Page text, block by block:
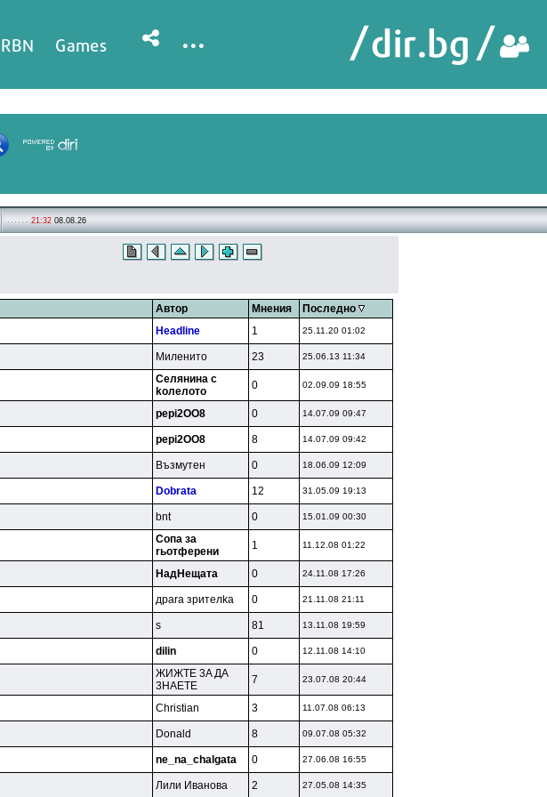
Games ...
21:32 08.08.26
Автор Мнения Последно
Headline 1 25.11.20 01:02
Mилeнитo 23 25.06.13 11:34
Ceлянинa c
koлeлoтo
0 02.09.09 18:55
pepi2OO8 0 14.07.09 09:47
pepi2OO8 8 14.07.09 09:42
Bъзмyтeн 0 18.06.09 12:09
Dobrata 12 31.05.09 19:13
bnt 0 15.01.09 00:30
Coпa зa
rьoтфepeни
1 11.12.08 01:22
HaдHeщaтa 0 24.11.08 17:26
дpara зpитeлka 0 21.11.08 21:11
s 81 13.11.08 19:59
dilin 0 12.11.08 14:10
ЖИЖTE 3A ДA
3HAETE
7 23.07.08 20:44
Christian 3 11.07.08 06:13
Donald 8 09.07.08 05:32
ne_na_chalgata 0 27.06.08 16:55
Лили Ивaнoвa 2 27.05.08 14:35